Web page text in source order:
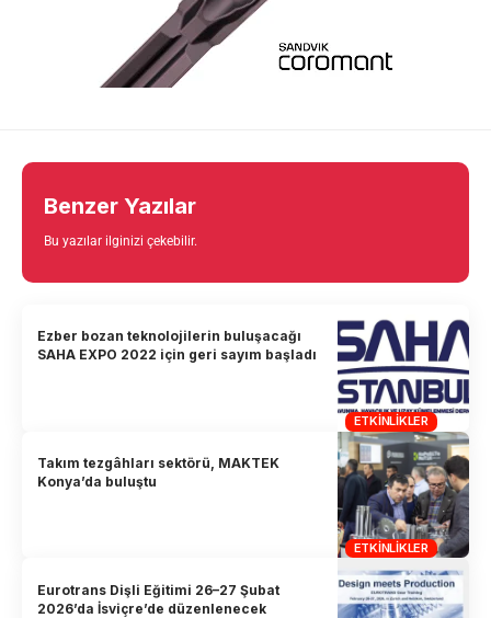
Benzer Yazılar
Bu yazılar ilginizi çekebilir.
ETKINLIKLER
Ezber bozan teknolojilerin buluşacağı
SAHA EXPO 2022 için geri sayım başladı
ETKINLIKLER
Takım tezgâhları sektörü, MAKTEK
Konya’da buluştu
Eurotrans Dişli Eğitimi 26–27 Şubat
2026’da İsviçre’de düzenlenecek